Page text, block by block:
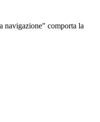
navigazione" comporta la